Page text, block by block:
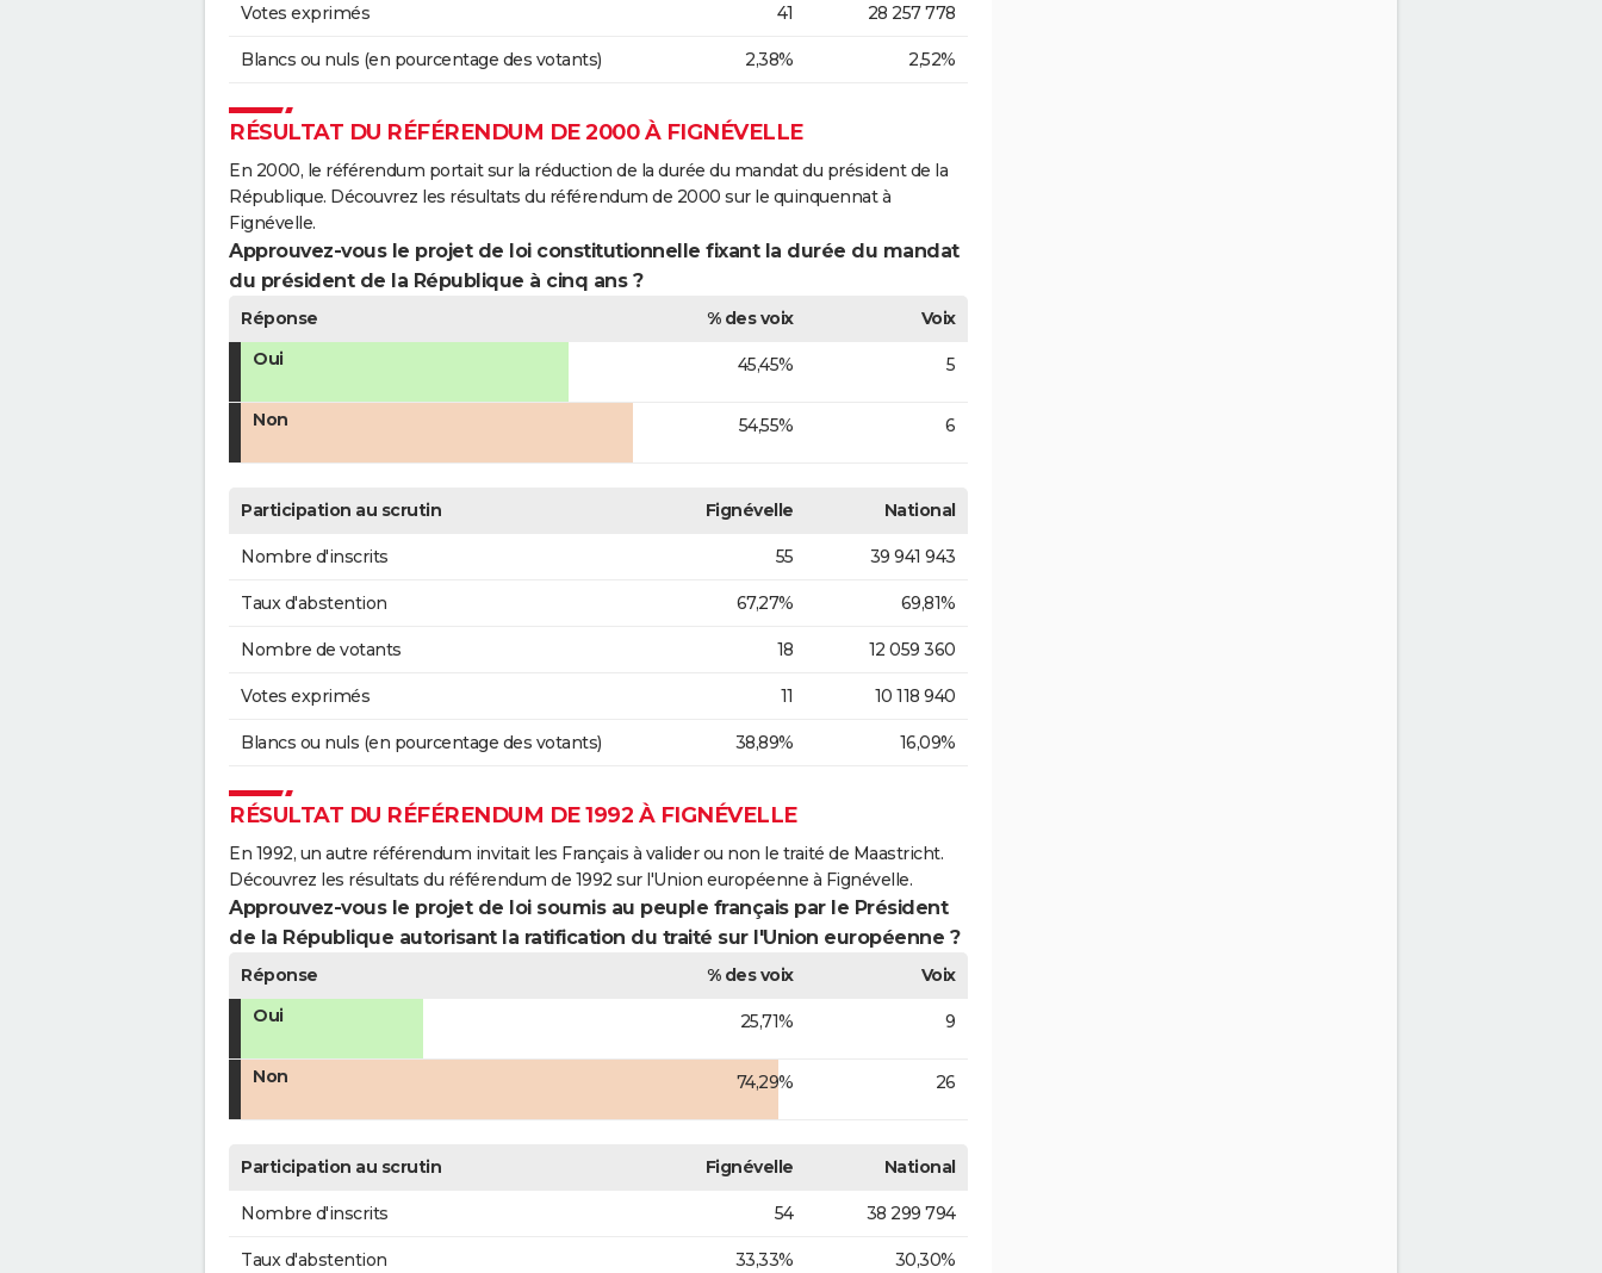
Votes exprimés 41 28 257 778
Blancs ou nuls (en pourcentage des votants) 2,38% 2,52%
RÉSULTAT DU RÉFÉRENDUM DE 2000 À FIGNÉVELLE
En 2000, le référendum portait sur la réduction de la durée du mandat du président de la
République. Découvrez les résultats du référendum de 2000 sur le quinquennat à
Fignévelle.
Approuvez-vous le projet de loi constitutionnelle fixant la durée du mandat
du président de la République à cinq ans ?
Réponse % des voix
Voix
Oui
45,45% 5
Non 54,55% 6
Participation au scrutin Fignévelle National
Nombre d'inscrits 55 39 941 943
Taux d'abstention 67,27% 69,81%
Nombre de votants 18 12 059 360
Votes exprimés 11 10 118 940
Blancs ou nuls (en pourcentage des votants) 38,89% 16,09%
RÉSULTAT DU RÉFÉRENDUM DE 1992 À FIGNÉVELLE
En 1992, un autre référendum invitait les Français à valider ou non le traité de Maastricht.
Découvrez les résultats du référendum de 1992 sur l'Union européenne à Fignévelle.
Approuvez-vous le projet de loi soumis au peuple français par le Président
de la République autorisant la ratification du traité sur l'Union européenne ?
Réponse % des voix
Voix
Oui
25,71% 9
Non 74,29% 26
Participation au scrutin Fignévelle National
Nombre d'inscrits 54 38 299 794
Taux d'abstention 33,33% 30,30%